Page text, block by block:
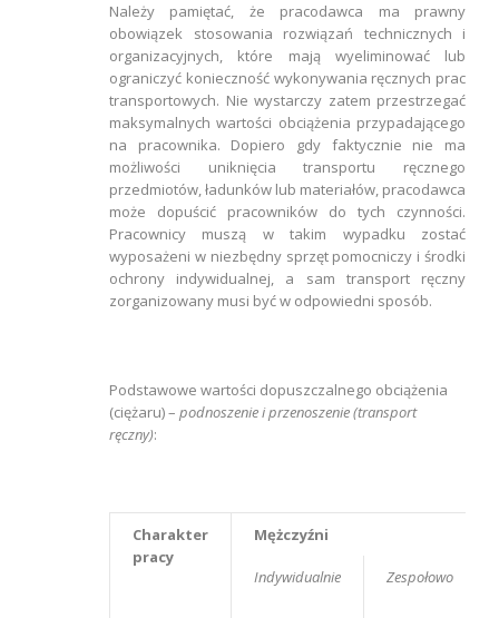
Należy pamiętać, że pracodawca ma prawny
obowiązek stosowania rozwiązań technicznych i
organizacyjnych, które mają wyeliminować lub
ograniczyć konieczność wykonywania ręcznych prac
transportowych. Nie wystarczy zatem przestrzegać
maksymalnych wartości obciążenia przypadającego
na pracownika. Dopiero gdy faktycznie nie ma
możliwości uniknięcia transportu ręcznego
przedmiotów, ładunków lub materiałów, pracodawca
może dopuścić pracowników do tych czynności.
Pracownicy muszą w takim wypadku zostać
wyposażeni w niezbędny sprzęt pomocniczy i środki
ochrony indywidualnej, a sam transport ręczny
zorganizowany musi być w odpowiedni sposób.
Podstawowe wartości dopuszczalnego obciążenia
(ciężaru) – podnoszenie i przenoszenie (transport
ręczny):
Charakter
pracy
Mężczyźni
Indywidualnie Zespołowo